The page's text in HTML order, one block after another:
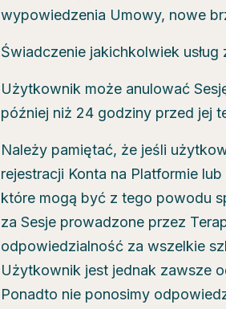
wypowiedzenia Umowy, nowe
Świadczenie jakichkolwiek
Użytkownik może anulować
później niż 24 godziny przed jej
Należy pamiętać, że jeśli
rejestracji Konta na Platformie
które mogą być z tego powodu
za Sesje prowadzone przez
odpowiedzialność za wszelkie
Użytkownik jest jednak zawsze
Ponadto nie ponosimy